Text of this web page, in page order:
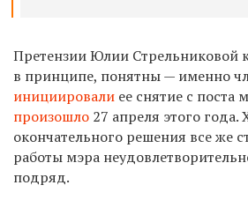
Претензии Юлии Стрельниковой
в принципе, понятны — именно
инициировали ее снятие с поста
произошло 27 апреля этого
окончательного решения все же
работы мэра
подряд.